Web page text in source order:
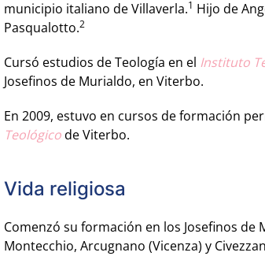
municipio italiano de Villaverla.1
Hijo de
Pasqualotto.2
Cursó estudios de Teología en el Instituto
Josefinos de Murialdo, en Viterbo.
En 2009, estuvo en cursos de formación
Teológicode Viterbo.
Vida religiosa
Comenzó su formación en los Josefinos
Montecchio, Arcugnano (Vicenza) y